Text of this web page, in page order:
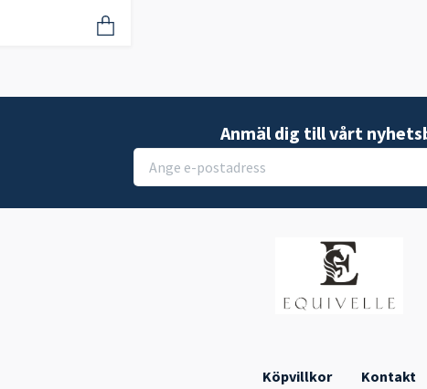
Anmäl dig till vårt
Köpvillkor Kontakt